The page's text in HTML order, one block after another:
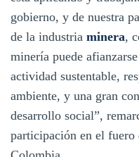
gobierno, y de nuestra
de la industria minera,
minería puede
actividad sustentable,
ambiente, y una gran
desarrollo social”,
participación en el